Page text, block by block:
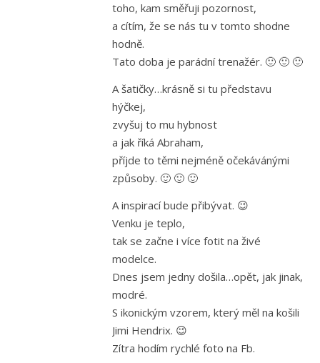
toho, kam směřuji pozornost,
a cítím, že se nás tu v tomto shodne
hodně.
Tato doba je parádní trenažér. 🙂 🙂 🙂
A šatičky…krásně si tu představu
hýčkej,
zvyšuj to mu hybnost
a jak říká Abraham,
příjde to těmi nejméně očekávánými
způsoby. 🙂 🙂 🙂
A inspirací bude přibývat. 😉
Venku je teplo,
tak se začne i více fotit na živé
modelce.
Dnes jsem jedny došila…opět, jak jinak,
modré.
S ikonickým vzorem, který měl na košili
Jimi Hendrix. 😉
Zítra hodím rychlé foto na Fb.